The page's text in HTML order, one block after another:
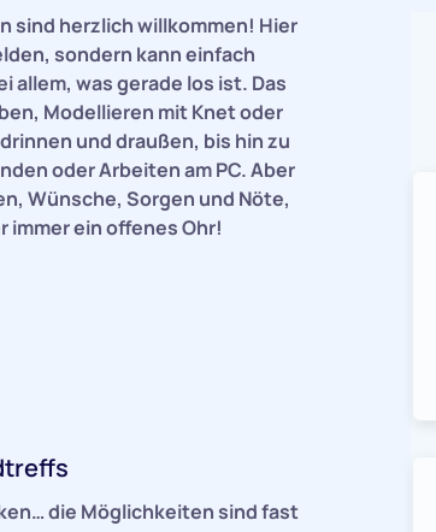
sind herzlich willkommen! Hier
sondern kann einfach
allem, was gerade los ist. Das
Modellieren mit Knet oder
und draußen, bis hin zu
oder Arbeiten am PC. Aber
Wünsche, Sorgen und Nöte,
immer ein offenes Ohr!
die Möglichkeiten sind fast